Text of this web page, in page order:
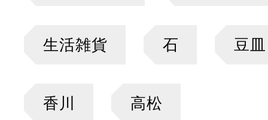
生活雑貨 石 豆皿
香川 高松